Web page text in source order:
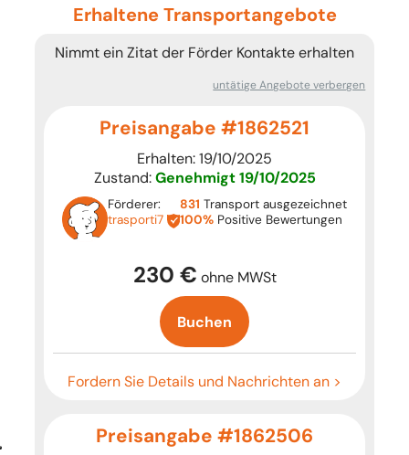
Erhaltene Transportangebote
Nimmt ein Zitat der Förder Kontakte erhalten
untätige Angebote verbergen
Preisangabe #1862521
Erhalten: 19/10/2025
Zustand:Genehmigt19/10/2025
Förderer:
trasporti7
831 Transport ausgezeichnet
100% Positive Bewertungen
230 € ohne MWSt
Buchen
Fordern Sie Details und Nachrichten an >
Preisangabe #1862506